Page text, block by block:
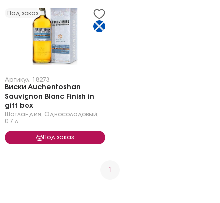
Под заказ
Артикул: 18273
Виски Auchentoshan
Sauvignon Blanc Finish in
gift box
Шотландия Односолодовый
0.7 л.
Под заказ
1